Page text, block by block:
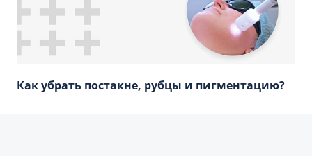
Как убрать постакне, рубцы и пигментацию?